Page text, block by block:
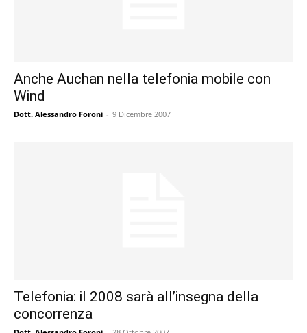
Anche Auchan nella telefonia mobile con
Wind
Dott. Alessandro Foroni - 9 Dicembre 2007
Telefonia: il 2008 sarà all’insegna della
concorrenza